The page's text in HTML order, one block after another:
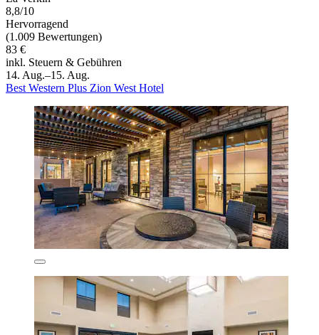
8,8/10
Hervorragend
(1.009 Bewertungen)
83 €
inkl. Steuern & Gebühren
14. Aug.–15. Aug.
Best Western Plus Zion West Hotel